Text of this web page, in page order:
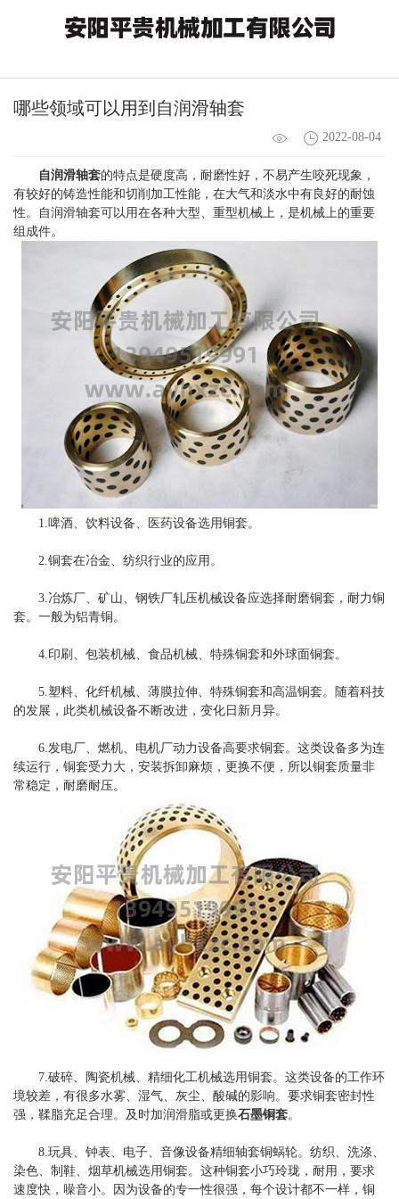
哪些领域可以用到自润滑轴套
2022-08-04
自润滑轴套的特点是硬度高，耐磨性好，不易产生咬死现象，
有较好的铸造性能和切削加工性能，在大气和淡水中有良好的耐蚀
性。自润滑轴套可以用在各种大型、重型机械上，是机械上的重要
组成件。
1.啤酒、饮料设备、医药设备选用铜套。
2.铜套在冶金、纺织行业的应用。
3.冶炼厂、矿山、钢铁厂轧压机械设备应选择耐磨铜套，耐力铜
套。一般为铝青铜。
4.印刷、包装机械、食品机械、特殊铜套和外球面铜套。
5.塑料、化纤机械、薄膜拉伸、特殊铜套和高温铜套。随着科技
的发展，此类机械设备不断改进，变化日新月异。
6.发电厂、燃机、电机厂动力设备高要求铜套。这类设备多为连
续运行，铜套受力大，安装拆卸麻烦，更换不便，所以铜套质量非
常稳定，耐磨耐压。
7.破碎、陶瓷机械、精细化工机械选用铜套。这类设备的工作环
境较差，有很多水雾、湿气、灰尘、酸碱的影响。要求铜套密封性
强，鞣脂充足合理。及时加润滑脂或更换石墨铜套。
8.玩具、钟表、电子、音像设备精细轴套铜蜗轮。纺织、洗涤、
染色、制鞋、烟草机械选用铜套。这种铜套小巧玲珑，耐用，要求
速度快，噪音小。因为设备的专一性很强，每个设计都不一样，铜